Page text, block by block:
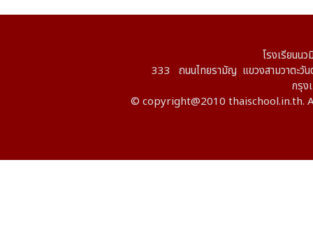
โรงเรียนน
333 ถนนไทยรามัญ แขวงสามวาตะวันต
กรุง
© copyright@2010 thaischool.in.th.